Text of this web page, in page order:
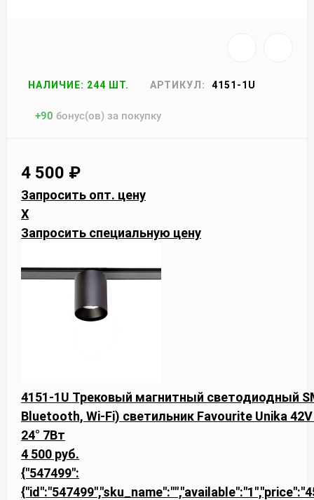
НАЛИЧИЕ: 244 ШТ. АРТИКУЛ: 4151-1U
+90 бонус(ов) за покупку
4 500 ₽
Запросить опт. цену
X
Запросить специальную цену
4151-1U Трековый магнитный светодиодный
Bluetooth, Wi-Fi) светильник Favourite Unika
24° 7Вт
4 500 руб.
{"547499":